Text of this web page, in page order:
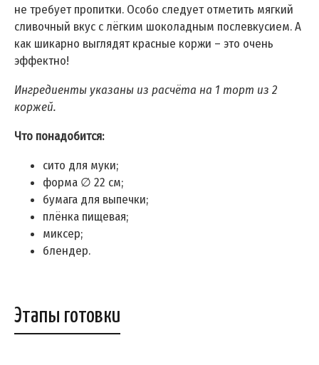
не требует пропитки. Особо следует отметить мягкий
сливочный вкус с лёгким шоколадным послевкусием. А
как шикарно выглядят красные коржи – это очень
эффектно!
Ингредиенты указаны из расчёта на 1 торт из 2
коржей.
Что понадобится:
сито для муки;
форма ∅ 22 см;
бумага для выпечки;
плёнка пищевая;
миксер;
блендер.
Этапы готовки